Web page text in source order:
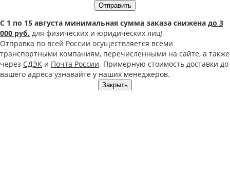
Отправить
С 1 по 15 августа минимальная сумма заказа снижена до 3
000 руб. для физических и юридических лиц!
Отправка по всей России осуществляется всеми
транспортными компаниям, перечисленными на сайте, а также
через СДЭК и Почта России. Примерную стоимость доставки до
вашего адреса узнавайте у наших менеджеров.
Закрыть